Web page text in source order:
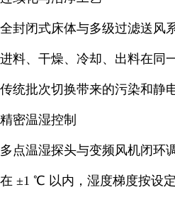
全封闭式床体与多级过滤送风
进料、干燥、冷却、出料在同
传统批次切换带来的污染和静
精密温湿控制
多点温湿探头与变频风机闭环
在 ±1 ℃ 以内，湿度梯度按设